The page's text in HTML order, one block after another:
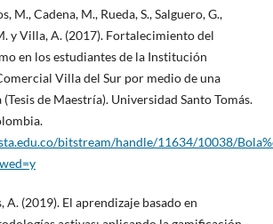
M., Cadena, M., Rueda, S., Salguero, G.,
y Villa, A. (2017). Fortalecimiento del
en los estudiantes de la Institución
Villa del Sur por medio de una
de Maestría). Universidad Santo Tomás.
bitstream/handle/11634/10038/
A. (2019). El aprendizaje basado en